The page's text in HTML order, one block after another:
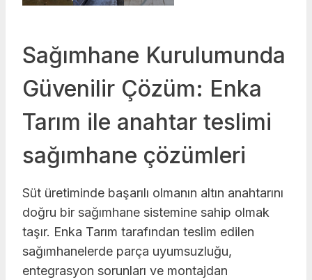
Sağımhane Kurulumunda
Güvenilir Çözüm: Enka
Tarım ile anahtar teslimi
sağımhane çözümleri
Süt üretiminde başarılı olmanın altın anahtarını
doğru bir sağımhane sistemine sahip olmak
taşır. Enka Tarım tarafından teslim edilen
sağımhanelerde parça uyumsuzluğu,
entegrasyon sorunları ve montajdan